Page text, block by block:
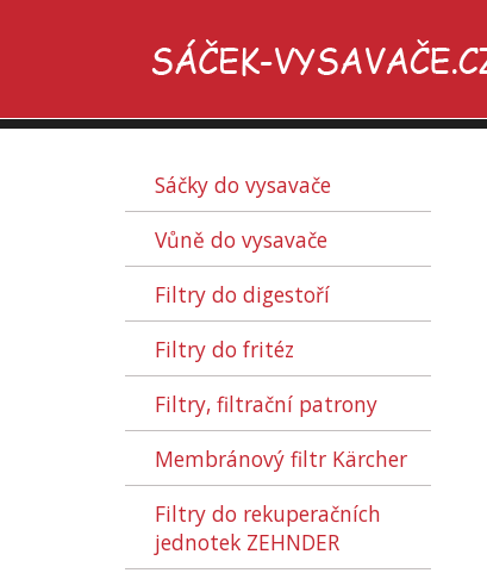
Sáčky do vysavače
Vůně do vysavače
Filtry do digestoří
Filtry do fritéz
Filtry, filtrační patrony
Membránový filtr Kärcher
Filtry do rekuperačních
jednotek ZEHNDER